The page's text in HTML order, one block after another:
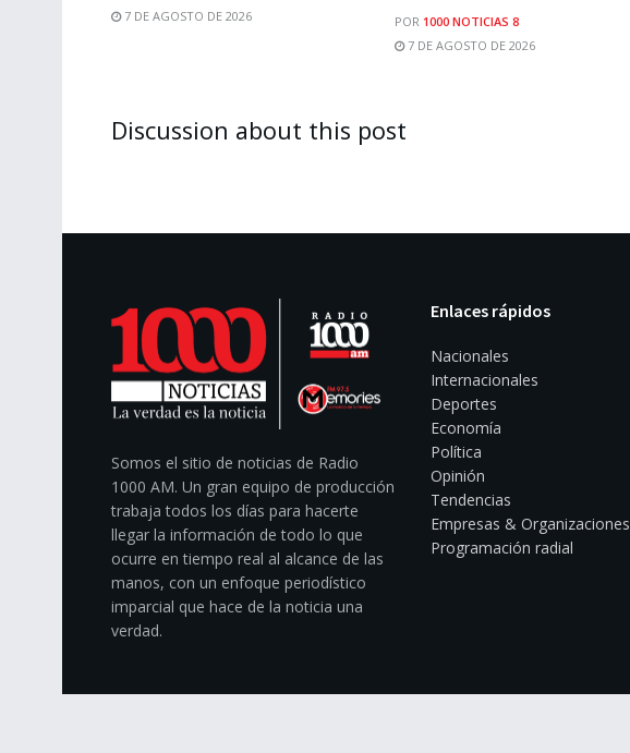
7 DE AGOSTO DE 2026
POR 1000 NOTICIAS 8
7 DE AGOSTO DE 2026
Discussion about this post
Somos el sitio de noticias de Radio
1000 AM. Un gran equipo de producción
trabaja todos los días para hacerte
llegar la información de todo lo que
ocurre en tiempo real al alcance de las
manos, con un enfoque periodístico
imparcial que hace de la noticia una
verdad.
Enlaces rápidos
Nacionales
Internacionales
Deportes
Economía
Política
Opinión
Tendencias
Empresas & Organizaciones
Programación radial